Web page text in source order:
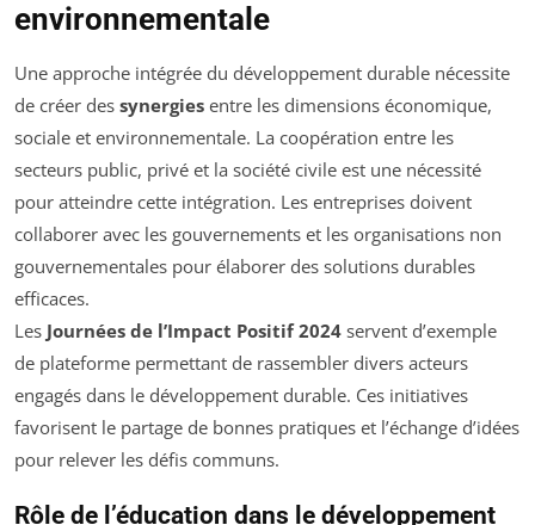
environnementale
Une approche intégrée du développement durable nécessite
de créer des synergies entre les dimensions économique,
sociale et environnementale. La coopération entre les
secteurs public, privé et la société civile est une nécessité
pour atteindre cette intégration. Les entreprises doivent
collaborer avec les gouvernements et les organisations non
gouvernementales pour élaborer des solutions durables
efficaces.
Les Journées de l’Impact Positif 2024 servent d’exemple
de plateforme permettant de rassembler divers acteurs
engagés dans le développement durable. Ces initiatives
favorisent le partage de bonnes pratiques et l’échange d’idées
pour relever les défis communs.
Rôle de l’éducation dans le développement